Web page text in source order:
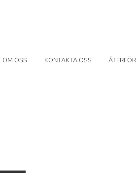
OM OSS KONTAKTA OSS